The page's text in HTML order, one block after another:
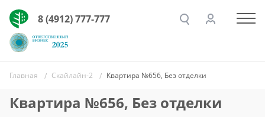
8 (4912) 777-777
Главная Скайлайн-2 Квартира №656, Без отделки
Квартира №656, Без отделки